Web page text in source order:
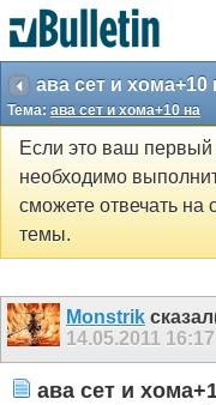
ава сет и хома+10
Тема: ава сет и хома+10 на
Если это ваш первый
необходимо
сможете отвечать
темы.
Monstrik
14.05.2011 16:17
ава сет и